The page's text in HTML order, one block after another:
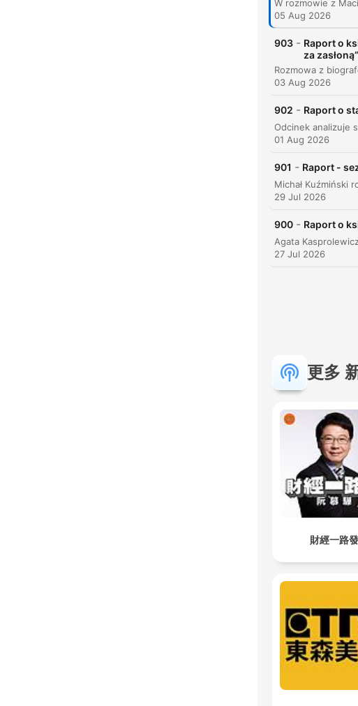
00:25:27
00:31:03
00:37:55
00:40:35
00:42:08
點擊章節可
精彩亮點
i
05 Aug 2026
903 - Raport o
za zasłoną”
03 Aug 2026
902 - Raport o
01 Aug 2026
901 - Raport -
29 Jul 2026
900 - Raport o
27 Jul 2026
更多
財經一路發